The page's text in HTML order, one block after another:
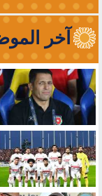
آخر